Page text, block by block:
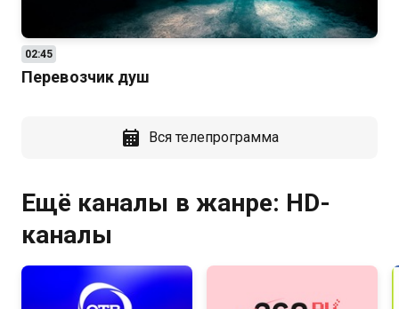
02:45
Перевозчик душ
Вся телепрограмма
Ещё каналы в жанре: HD-
каналы